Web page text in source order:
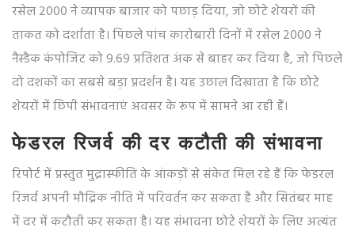
रसेल 2000 ने व्यापक बाजार को पछाड़ दिया, जो छोटे शेयरों की
ताकत को दर्शाता है। पिछले पांच कारोबारी दिनों में रसेल 2000 ने
नैस्डैक कंपोजिट को 9.69 प्रतिशत अंक से बाहर कर दिया है, जो पिछले
दो दशकों का सबसे बड़ा प्रदर्शन है। यह उछाल दिखाता है कि छोटे
शेयरों में छिपी संभावनाएं अवसर के रूप में सामने आ रही हैं।
फेडरल रिजर्व की दर कटौती की संभावना
रिपोर्ट में प्रस्तुत मुद्रास्फीति के आंकड़ों से संकेत मिल रहे हैं कि फेडरल
रिजर्व अपनी मौद्रिक नीति में परिवर्तन कर सकता है और सितंबर माह
में दर में कटौती कर सकता है। यह संभावना छोटे शेयरों के लिए अत्यंत